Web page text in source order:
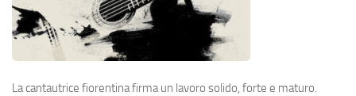
La cantautrice fiorentina firma un lavoro solido, forte e maturo.